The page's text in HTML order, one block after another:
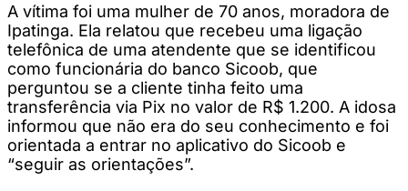
A vítima foi uma mulher de 70 anos, moradora de
Ipatinga. Ela relatou que recebeu uma ligação
telefônica de uma atendente que se identificou
como funcionária do banco Sicoob, que
perguntou se a cliente tinha feito uma
transferência via Pix no valor de R$ 1.200. A idosa
informou que não era do seu conhecimento e foi
orientada a entrar no aplicativo do Sicoob e
“seguir as orientações”.